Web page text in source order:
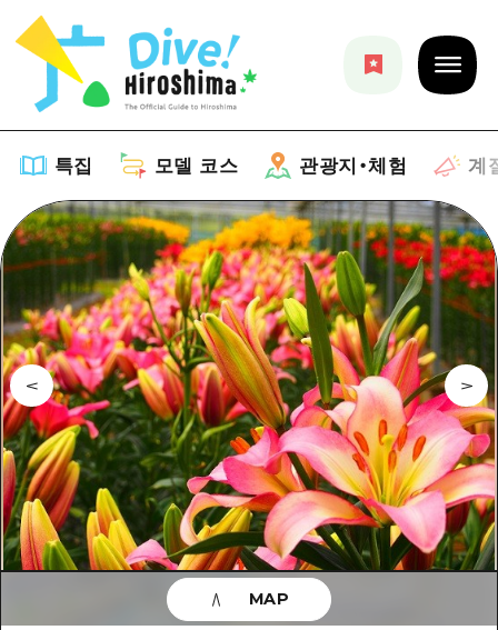
특집 모델 코스 관광지・체험 계
특집
목록
추천
아트
이벤트/축제
음식/술
사이클링
쇼핑
스포츠
모델 코스
목록
Dive! Hiroshima 공식 가이드
Hiroshima Moshimo Travel
히로시마시 주변
아키(安芸)
빈고(備後)
관광지・체험
목록
히로시마시 주변
아키(安芸)
빈고(備後)
비북(備北)
계절 정보
이벤트
유용한 정보
MAP